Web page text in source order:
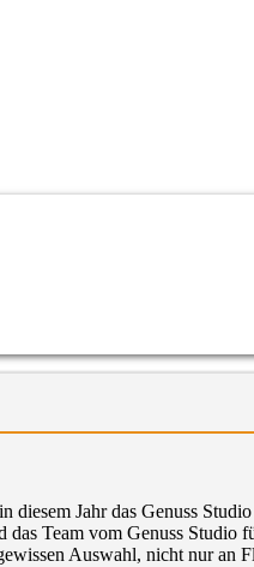
Jahr das Genuss
Team vom Genuss Studio
Auswahl, nicht nur an